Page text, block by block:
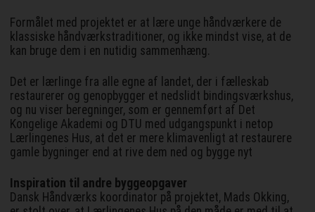
Formålet med projektet er at lære unge håndværkere de
klassiske håndværkstraditioner, og ikke mindst vise, at de
kan bruge dem i en nutidig sammenhæng.
Det er lærlinge fra alle egne af landet, der i fælleskab
restaurerer og genopbygger et nedslidt bindingsværkshus,
og nu viser beregninger, som er gennemført af Det
Kongelige Akademi og DTU med udgangspunkt i netop
Lærlingenes Hus, at det er mere klimavenligt at restaurere
gamle bygninger end at rive dem ned og bygge nyt
Inspiration til andre byggeopgaver
Dansk Håndværks koordinator på projektet, Mads Okking,